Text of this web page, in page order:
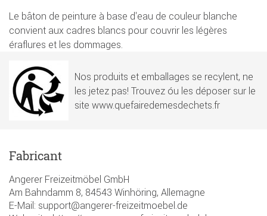
Le bâton de peinture à base d'eau de couleur blanche
convient aux cadres blancs pour couvrir les légères
éraflures et les dommages.
Nos produits et emballages se recylent, ne
les jetez pas! Trouvez óu les déposer sur le
site www.quefairedemesdechets.fr
Fabricant
Angerer Freizeitmöbel GmbH
Am Bahndamm 8, 84543 Winhöring, Allemagne
E-Mail: support@angerer-freizeitmoebel.de